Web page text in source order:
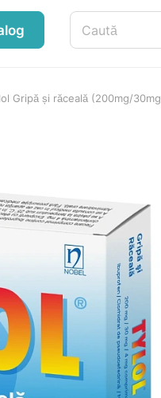
Gripă și răceală (200mg/